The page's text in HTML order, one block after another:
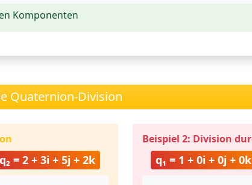
Komponenten
Quaternion-Division
q₂ = 2 + 3i + 5j + 2k
Beispiel 2: Division
q₁ = 1 + 0i + 0j + 0k